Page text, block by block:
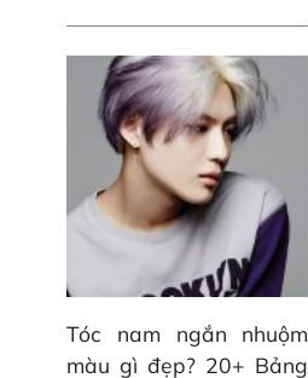
Tóc nam ngắn nhuộm
màu gì đẹp? 20+ Bảng